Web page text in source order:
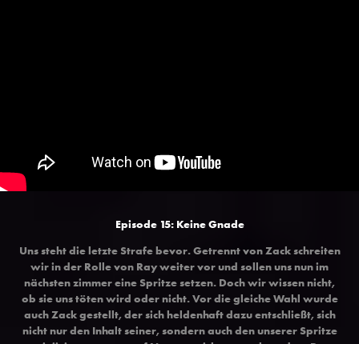
Episode 15: Keine Gnade
Uns steht die letzte Strafe bevor. Getrennt von Zack schreiten
wir in der Rolle von Ray weiter vor und sollen uns nun im
nächsten zimmer eine Spritze setzen. Doch wir wissen nicht,
ob sie uns töten wird oder nicht. Vor die gleiche Wahl wurde
auch Zack gestellt, der sich heldenhaft dazu entschließt, sich
nicht nur den Inhalt seiner, sondern auch den unserer Spritze